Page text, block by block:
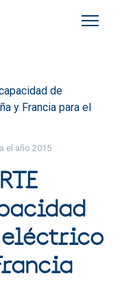
de
de
y Francia para el
el año 2015